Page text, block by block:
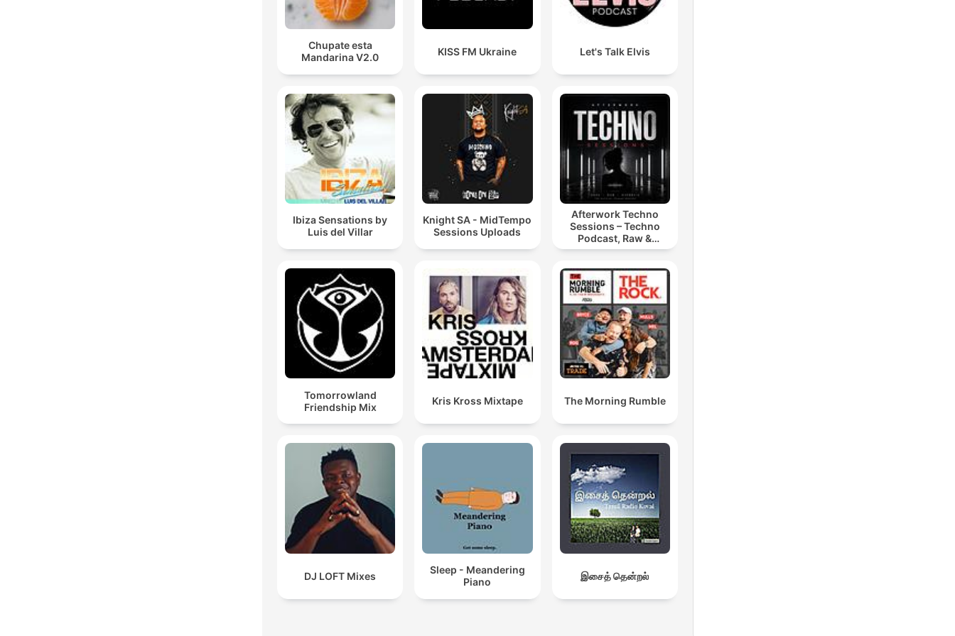
Chupate esta
Mandarina V2.0
KISS FM Ukraine Let's Talk Elvis
Ibiza Sensations by
Luis del Villar
Knight SA - MidTempo
Sessions Uploads
Afterwork Techno
Sessions – Techno
Podcast, Raw &
Hypnotic Techno
Tomorrowland
Friendship Mix
Kris Kross Mixtape The Morning Rumble
DJ LOFT Mixes
Sleep - Meandering
Piano
இசைத் தென்றல்